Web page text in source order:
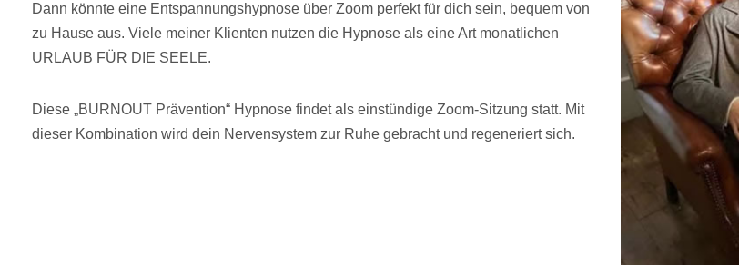
Dann könnte eine Entspannungshypnose über Zoom perfekt für dich sein, bequem von
zu Hause aus. Viele meiner Klienten nutzen die Hypnose als eine Art monatlichen
URLAUB FÜR DIE SEELE.
Diese „BURNOUT Prävention“ Hypnose findet als einstündige Zoom-Sitzung statt. Mit
dieser Kombination wird dein Nervensystem zur Ruhe gebracht und regeneriert sich.